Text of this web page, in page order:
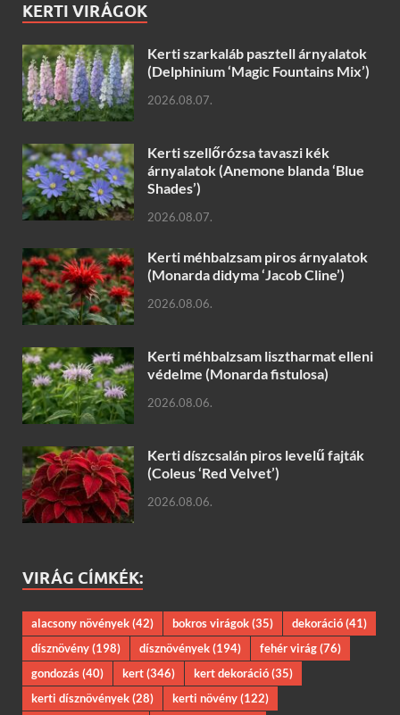
KERTI VIRÁGOK
Kerti szarkaláb pasztell árnyalatok
(Delphinium ‘Magic Fountains Mix’)
2026.08.07.
Kerti szellőrózsa tavaszi kék
árnyalatok (Anemone blanda ‘Blue
Shades’)
2026.08.07.
Kerti méhbalzsam piros árnyalatok
(Monarda didyma ‘Jacob Cline’)
2026.08.06.
Kerti méhbalzsam lisztharmat elleni
védelme (Monarda fistulosa)
2026.08.06.
Kerti díszcsalán piros levelű fajták
(Coleus ‘Red Velvet’)
2026.08.06.
VIRÁG CÍMKÉK:
alacsony növények(42) bokros virágok(35) dekoráció(41)
dísznövény(198) dísznövények(194) fehér virág(76)
gondozás(40) kert(346) kert dekoráció(35)
kerti dísznövények(28) kerti növény(122)